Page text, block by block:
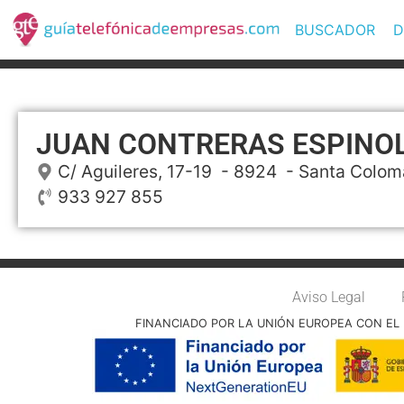
BUSCADOR
JUAN CONTRERAS
C/ Aguileres, 17-19 - 8924 - Santa
933 927 855
Aviso Legal
FINANCIADO POR LA UNIÓN EUROPEA CON